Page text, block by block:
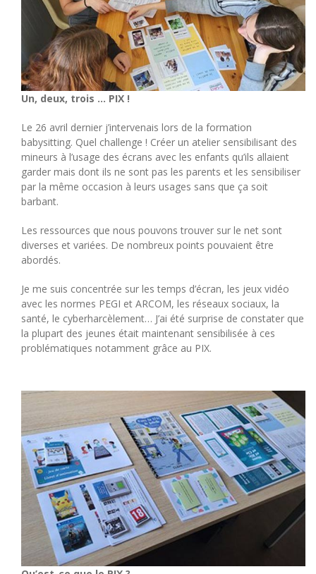
Un, deux, trois … PIX !
Le 26 avril dernier j’intervenais lors de la formation
babysitting. Quel challenge ! Créer un atelier sensibilisant des
mineurs à l’usage des écrans avec les enfants qu’ils allaient
garder mais dont ils ne sont pas les parents et les sensibiliser
par la même occasion à leurs usages sans que ça soit
barbant.
Les ressources que nous pouvons trouver sur le net sont
diverses et variées. De nombreux points pouvaient être
abordés.
Je me suis concentrée sur les temps d’écran, les jeux vidéo
avec les normes PEGI et ARCOM, les réseaux sociaux, la
santé, le cyberharcèlement… J’ai été surprise de constater que
la plupart des jeunes était maintenant sensibilisée à ces
problématiques notamment grâce au PIX.